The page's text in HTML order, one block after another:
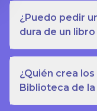
¿Puedo pedir
dura de un
¿Quién crea
Biblioteca de